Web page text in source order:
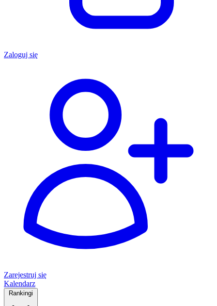
Zaloguj się
Zarejestruj się
Kalendarz
Rankingi